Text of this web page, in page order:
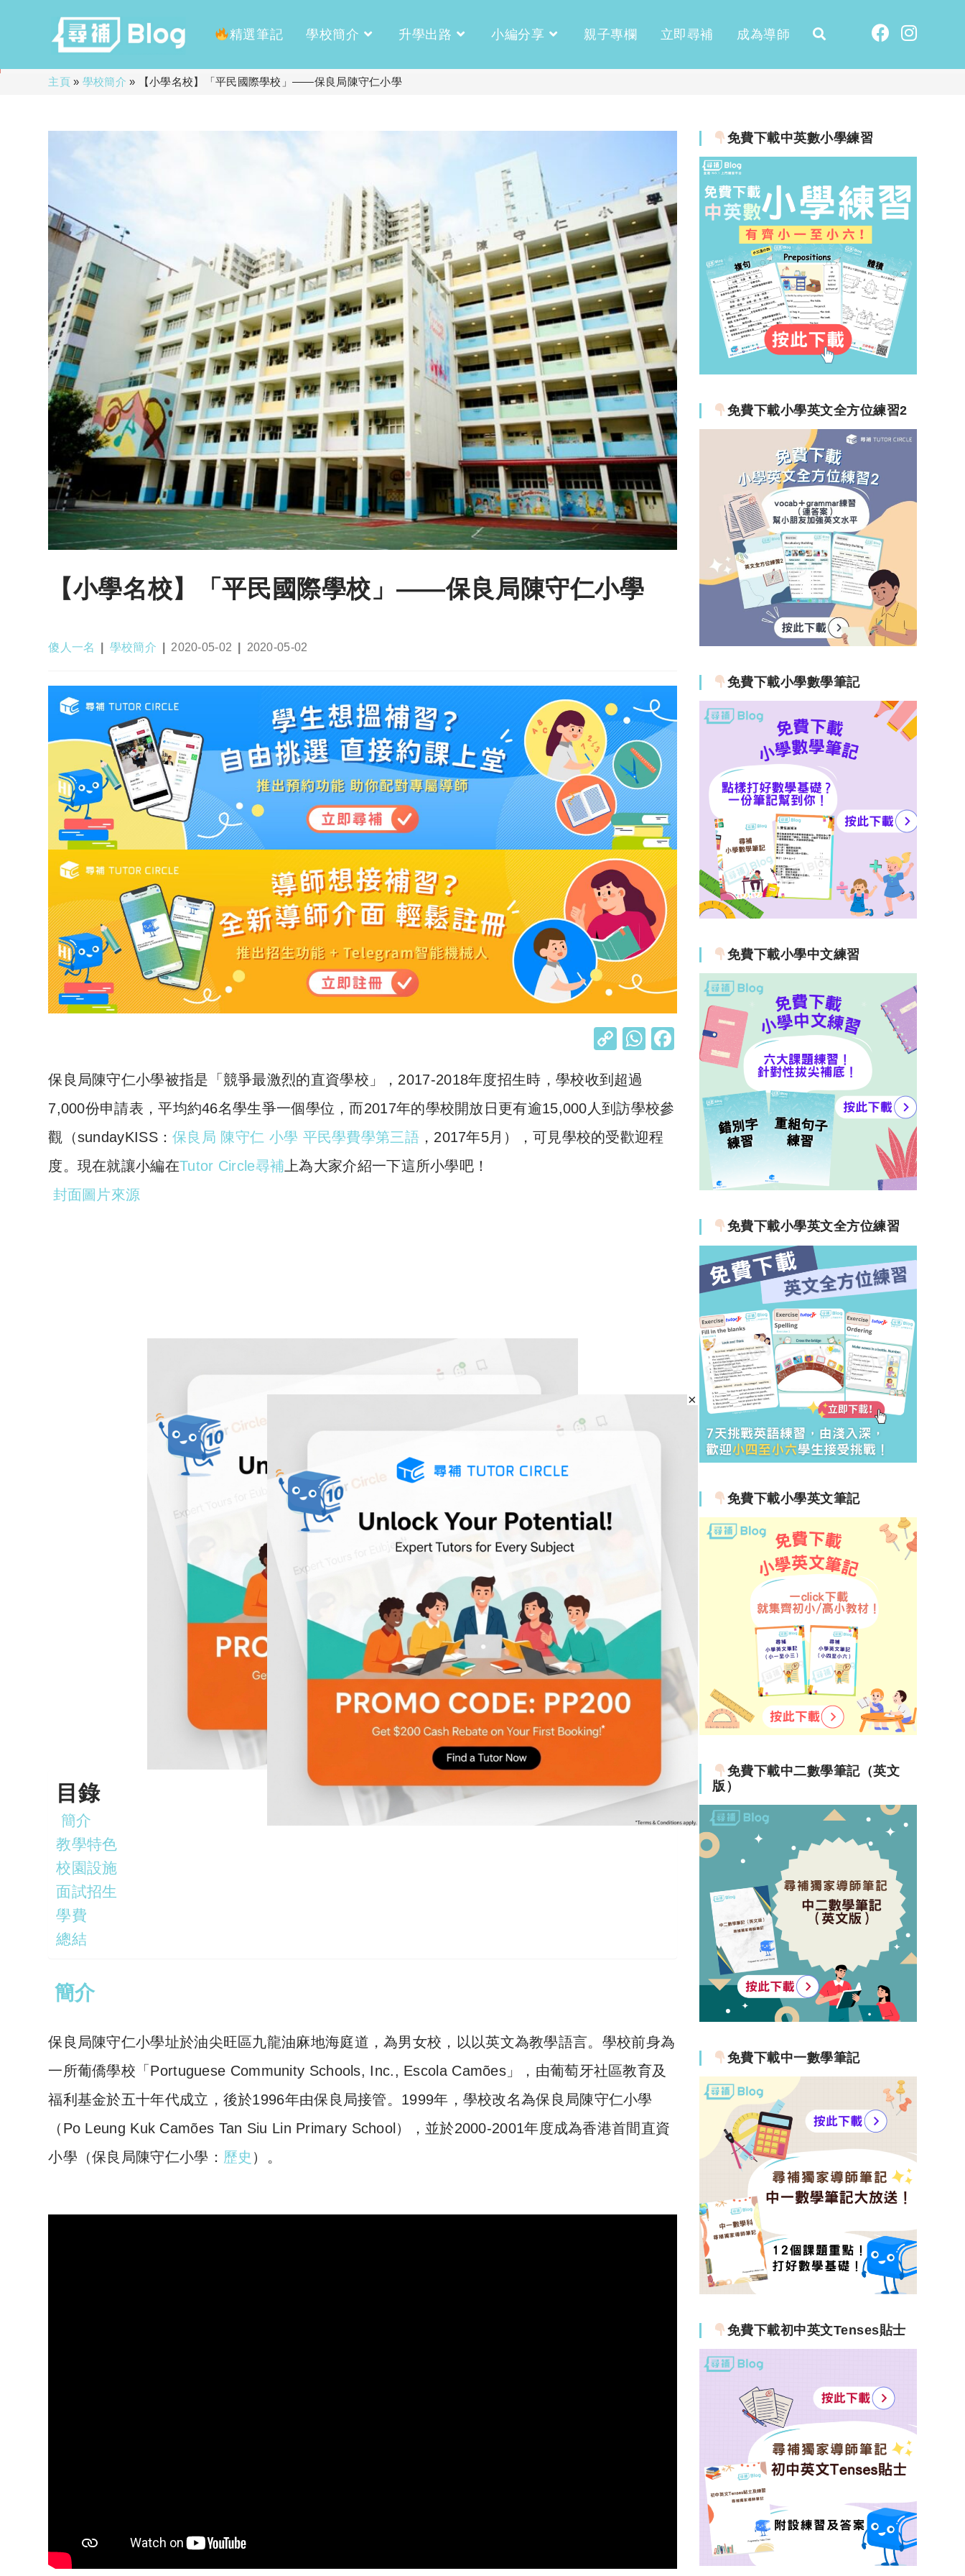
精選筆記 學校簡介 升學出路 小編分享 親子專欄 立即尋補 成為導師
主頁» 學校簡介 » 【小學名校】「平民國際學校」——保良局陳守仁小學
【小學名校】「平民國際學校」——保良局陳守仁小學
Post
傻人一名
Post
學校簡介
Post
2020-05-02
Post
2020-05-02
C
p
y
Li
W
s
A
保良局陳守仁小學被指是「 競爭最激烈的直資學校 」 ， 2017-2018年度招生時，學校收到超過
7,000份申請表，平均約46名學生爭一個學位，而2017年的學校開放日更有逾15,000 人到訪學校參
觀（sundayKISS：保良局 陳守仁 小學 平民學費學第三語， 2017年5月），可見學校的受歡迎程
度。現在就讓小編在Tutor Circle尋補 上為大家介紹一下這所小學吧！
封面圖片來源
目錄
簡介
教學特色
校園設施
面試招生
學費
總結
簡介
保良局陳守仁小學址於油尖旺區九龍油麻地海庭道，為男女校，以以英文為教學語言。學校前身為
一所葡僑學校 「Portuguese Community Schools, Inc., Escola Camões」，由葡萄牙社區教育及
福利基金於五十年代成立，後於1996年由保良局接管。1999年，學校改名為保良局陳守仁小學
（ Po Leung Kuk Camões Tan Siu Lin Primary School ），並於2000-2001年度成為香港首間直資
小學（保良局陳守仁小學： 歷史 ）。
免費下載中英數小學練習
免費下載小學英文全方位練習2
免費下載小學數學筆記
免費下載小學中文練習
免費下載小學英文全方位練習
免費下載小學英文筆記
免費下載中二數學筆記（英文
版）
免費下載中一數學筆記
免費下載初中英文Tenses貼士